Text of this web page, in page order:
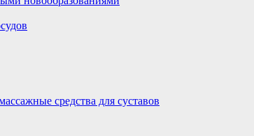
средства для суставов